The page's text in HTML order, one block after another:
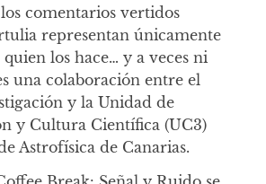
los comentarios vertidos
representan únicamente
los hace… y a veces ni
una colaboración entre el
y la Unidad de
y Cultura Científica (UC3)
Astrofísica de Canarias.